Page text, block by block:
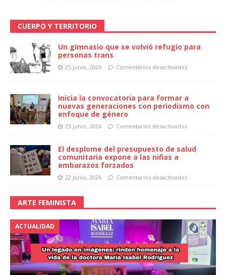
CUERPO Y TERRITORIO
Un gimnasio que se volvió refugio para
personas trans
25 junio, 2026 Comentarios desactivados
Inicia la convocatoria para formar a
nuevas generaciones con periodismo con
enfoque de género
23 junio, 2026 Comentarios desactivados
El desplome del presupuesto de salud
comunitaria expone a las niñas a
embarazos forzados
22 junio, 2026 Comentarios desactivados
ARTE FEMINISTA
ACTUALIDAD